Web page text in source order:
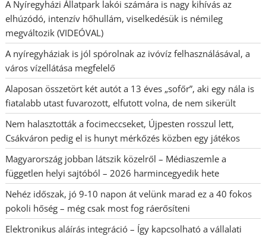
A Nyíregyházi Állatpark lakói számára is nagy kihívás az
elhúzódó, intenzív hőhullám, viselkedésük is némileg
megváltozik (VIDEÓVAL)
A nyíregyháziak is jól spórolnak az ivóvíz felhasználásával, a
város vízellátása megfelelő
Alaposan összetört két autót a 13 éves „sofőr”, aki egy nála is
fiatalabb utast fuvarozott, elfutott volna, de nem sikerült
Nem halasztották a focimeccseket, Újpesten rosszul lett,
Csákváron pedig el is hunyt mérkőzés közben egy játékos
Magyarország jobban látszik közelről – Médiaszemle a
független helyi sajtóból – 2026 harmincegyedik hete
Nehéz időszak, jó 9-10 napon át velünk marad ez a 40 fokos
pokoli hőség – még csak most fog ráerősíteni
Elektronikus aláírás integráció – Így kapcsolható a vállalati